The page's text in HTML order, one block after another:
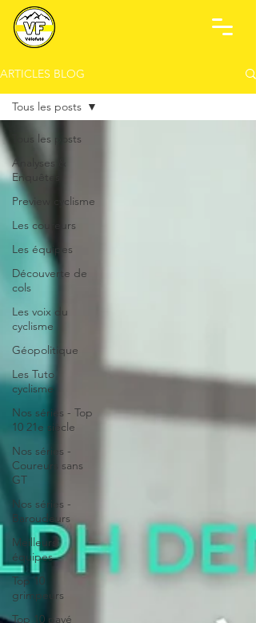
ARTICLES BLOG
Tous les posts
Analyses &
Enquêtes
Preview cyclisme
Les coureurs
Les équipes
Découverte de
cols
Les voix du
cyclisme
Géopolitique
Les Tuto
cyclisme
Nos séries - Top
10 21e siècle
Nos séries -
Coureurs sans
GT
Nos séries -
Baroudeurs
Meilleurs
équipes
Top 10
grimpeurs
Top 10 pavé
Tous les posts